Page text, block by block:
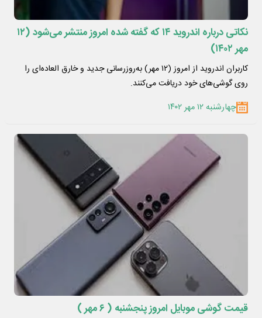
نکاتی درباره اندروید ۱۴ که گفته شده امروز منتشر می‌شود (۱۲
مهر ۱۴۰۲)
کاربران اندروید از امروز (۱۲ مهر) به‌روزرسانی جدید و خارق العاده‌ای را
روی گوشی‌های خود دریافت می‌کنند.
چهارشنبه ۱۲ مهر ۱۴۰۲
قیمت گوشی موبایل امروز پنجشنبه ( ۶ مهر )